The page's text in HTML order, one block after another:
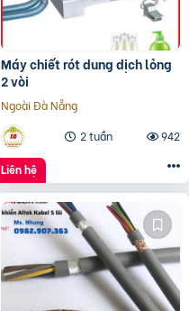
Máy chiết rót dung dịch lỏng
2 vòi
Ngoài Đà Nẵng
2 tuần
942
Liên hệ